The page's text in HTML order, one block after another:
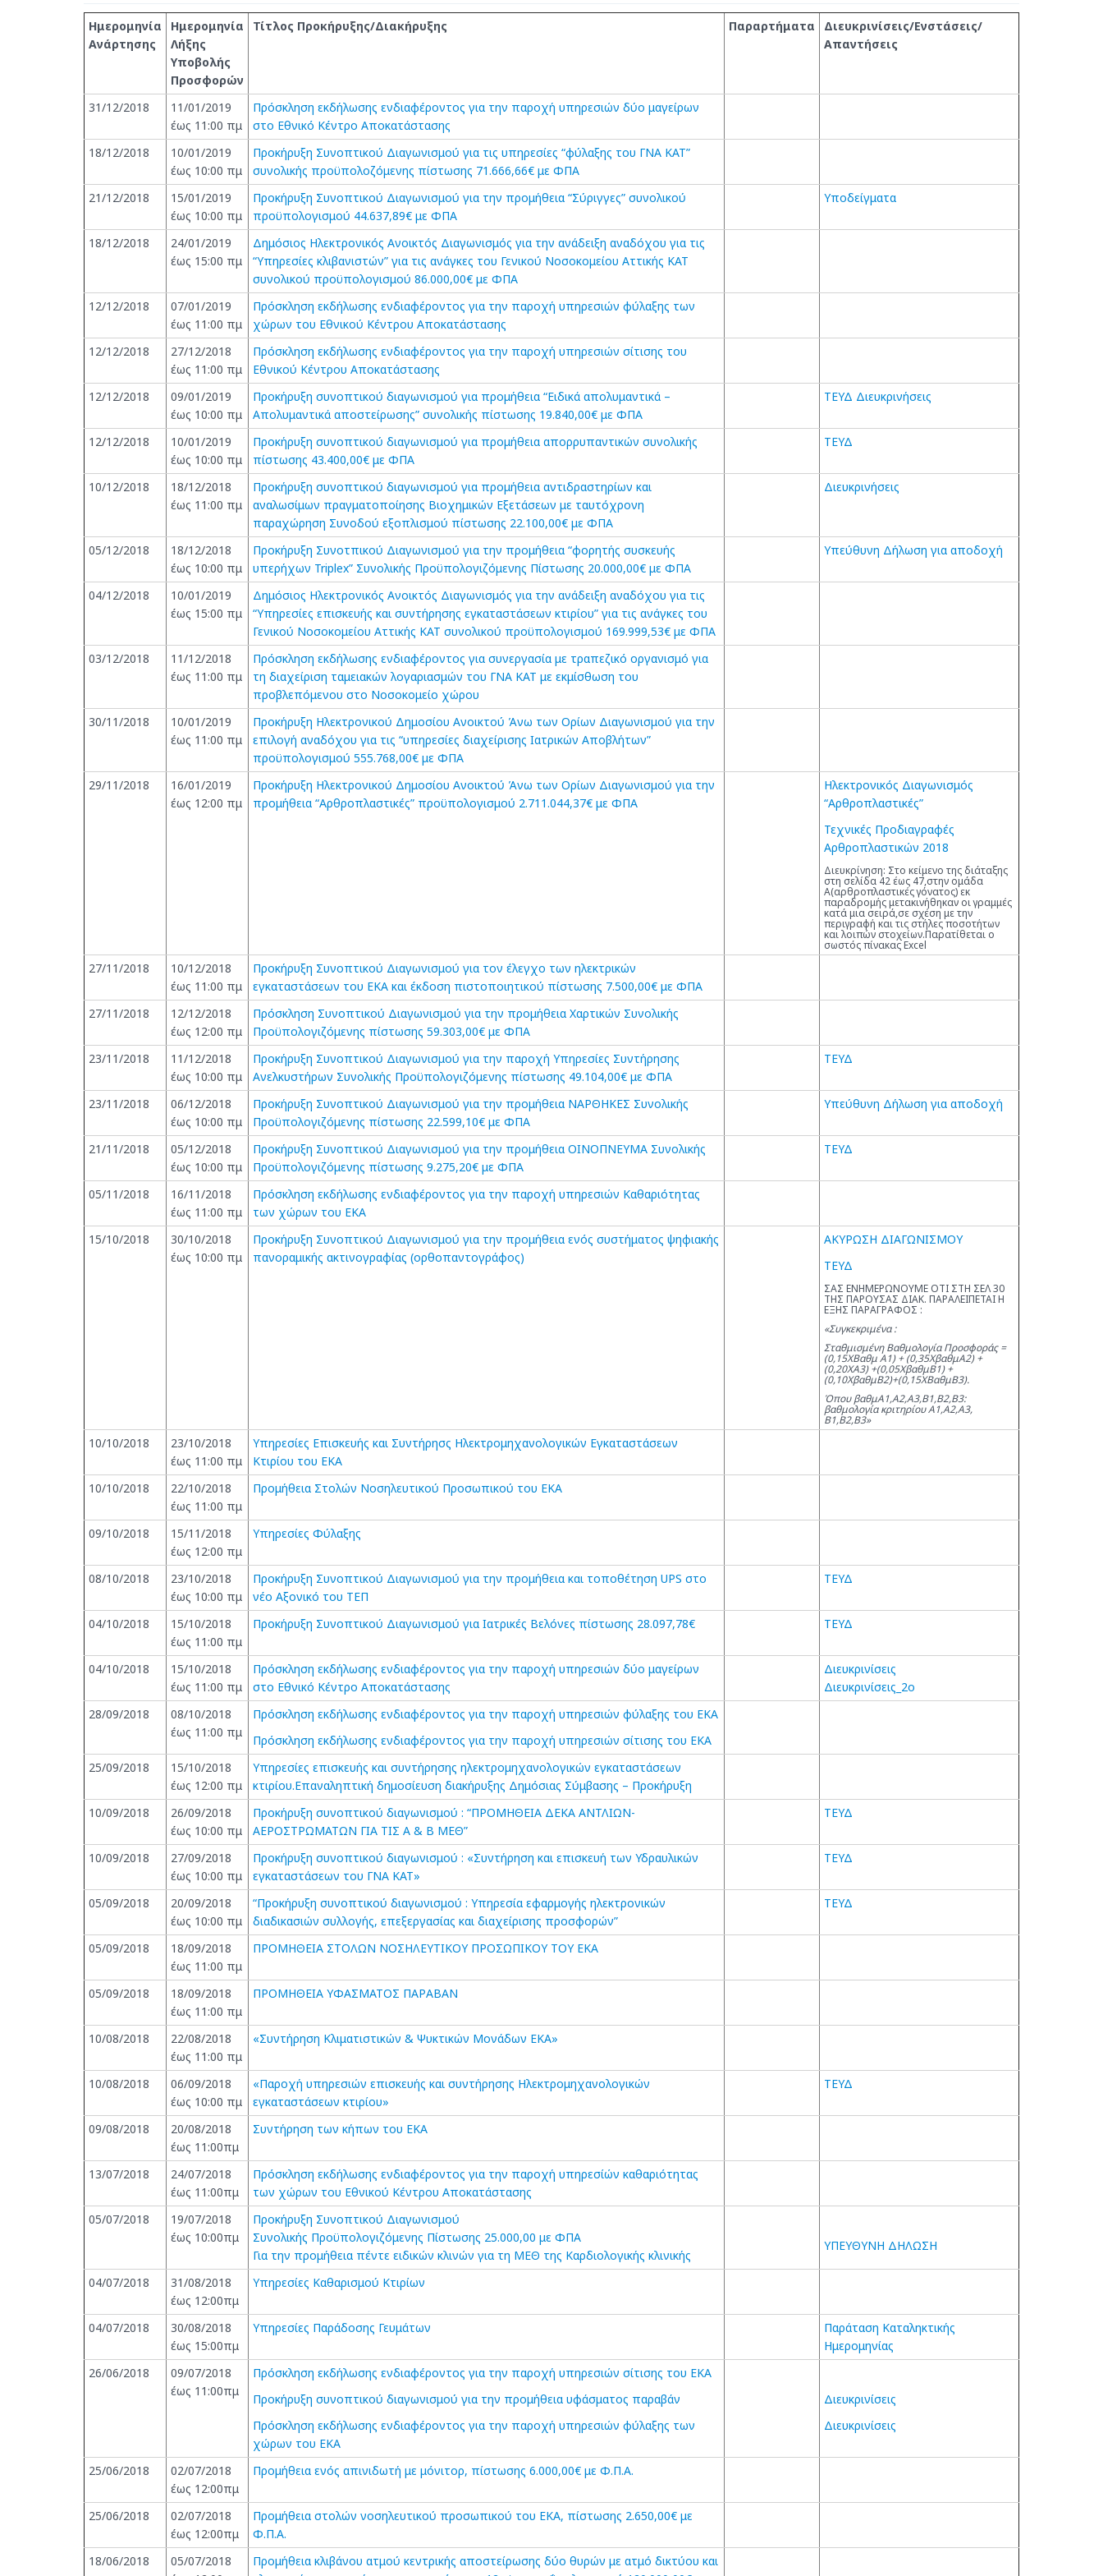
Ημερομηνία
Ανάρτησης
Ημερομηνία
Λήξης
Υποβολής
Προσφορών
Τίτλος Προκήρυξης/Διακήρυξης Παραρτήματα
Διευκρινίσεις/Ενστάσεις/
Απαντήσεις
31/12/2018
11/01/2019
έως 11:00 πμ
Πρόσκληση εκδήλωσης ενδιαφέροντος για την παροχή υπηρεσιών δύο μαγείρων
στο Εθνικό Κέντρο Αποκατάστασης
18/12/2018
10/01/2019
έως 10:00 πμ
Προκήρυξη Συνοπτικού Διαγωνισμού για τις υπηρεσίες “φύλαξης του ΓΝΑ ΚΑΤ”
συνολικής προϋπολοζόμενης πίστωσης 71.666,66€ με ΦΠΑ
21/12/2018
15/01/2019
έως 10:00 πμ
Προκήρυξη Συνοπτικού Διαγωνισμού για την προμήθεια “Σύριγγες” συνολικού
προϋπολογισμού 44.637,89€ με ΦΠΑ
Υποδείγματα
18/12/2018
24/01/2019
έως 15:00 πμ
Δημόσιος Ηλεκτρονικός Ανοικτός Διαγωνισμός για την ανάδειξη αναδόχου για τις
“Υπηρεσίες κλιβανιστών” για τις ανάγκες του Γενικού Νοσοκομείου Αττικής ΚΑΤ
συνολικού προϋπολογισμού 86.000,00€ με ΦΠΑ
12/12/2018
07/01/2019
έως 11:00 πμ
Πρόσκληση εκδήλωσης ενδιαφέροντος για την παροχή υπηρεσιών φύλαξης των
χώρων του Εθνικού Κέντρου Αποκατάστασης
12/12/2018
27/12/2018
έως 11:00 πμ
Πρόσκληση εκδήλωσης ενδιαφέροντος για την παροχή υπηρεσιών σίτισης του
Εθνικού Κέντρου Αποκατάστασης
12/12/2018
09/01/2019
έως 10:00 πμ
Προκήρυξη συνοπτικού διαγωνισμού για προμήθεια “Ειδικά απολυμαντικά –
Απολυμαντικά αποστείρωσης” συνολικής πίστωσης 19.840,00€ με ΦΠΑ
ΤΕΥΔ Διευκρινήσεις
12/12/2018
10/01/2019
έως 10:00 πμ
Προκήρυξη συνοπτικού διαγωνισμού για προμήθεια απορρυπαντικών συνολικής
πίστωσης 43.400,00€ με ΦΠΑ
ΤΕΥΔ
10/12/2018
18/12/2018
έως 11:00 πμ
Προκήρυξη συνοπτικού διαγωνισμού για προμήθεια αντιδραστηρίων και
αναλωσίμων πραγματοποίησης Βιοχημικών Εξετάσεων με ταυτόχρονη
παραχώρηση Συνοδού εξοπλισμού πίστωσης 22.100,00€ με ΦΠΑ
Διευκρινήσεις
05/12/2018
18/12/2018
έως 10:00 πμ
Προκήρυξη Συνοτπικού Διαγωνισμού για την προμήθεια “φορητής συσκευής
υπερήχων Triplex” Συνολικής Προϋπολογιζόμενης Πίστωσης 20.000,00€ με ΦΠΑ
Υπεύθυνη Δήλωση για αποδοχή
04/12/2018
10/01/2019
έως 15:00 πμ
Δημόσιος Ηλεκτρονικός Ανοικτός Διαγωνισμός για την ανάδειξη αναδόχου για τις
“Υπηρεσίες επισκευής και συντήρησης εγκαταστάσεων κτιρίου” για τις ανάγκες του
Γενικού Νοσοκομείου Αττικής ΚΑΤ συνολικού προϋπολογισμού 169.999,53€ με ΦΠΑ
03/12/2018
11/12/2018
έως 11:00 πμ
Πρόσκληση εκδήλωσης ενδιαφέροντος για συνεργασία με τραπεζικό οργανισμό για
τη διαχείριση ταμειακών λογαριασμών του ΓΝΑ ΚΑΤ με εκμίσθωση του
προβλεπόμενου στο Νοσοκομείο χώρου
30/11/2018
10/01/2019
έως 11:00 πμ
Προκήρυξη Ηλεκτρονικού Δημοσίου Ανοικτού Άνω των Ορίων Διαγωνισμού για την
επιλογή αναδόχου για τις “υπηρεσίες διαχείρισης Ιατρικών Αποβλήτων”
προϋπολογισμού 555.768,00€ με ΦΠΑ
29/11/2018
16/01/2019
έως 12:00 πμ
Προκήρυξη Ηλεκτρονικού Δημοσίου Ανοικτού Άνω των Ορίων Διαγωνισμού για την
προμήθεια “Αρθροπλαστικές” προϋπολογισμού 2.711.044,37€ με ΦΠΑ
Ηλεκτρονικός Διαγωνισμός
“Αρθροπλαστικές”
Τεχνικές Προδιαγραφές
Αρθροπλαστικών 2018
Διευκρίνηση: Στο κείμενο της διάταξης
στη σελίδα 42 έως 47,στην ομάδα
Α(αρθροπλαστικές γόνατος) εκ
παραδρομής μετακινήθηκαν οι γραμμές
κατά μια σειρά,σε σχέση με την
περιγραφή και τις στήλες ποσοτήτων
και λοιπών στοχείων.Παρατίθεται ο
σωστός πίνακας Excel
27/11/2018
10/12/2018
έως 11:00 πμ
Προκήρυξη Συνοπτικού Διαγωνισμού για τον έλεγχο των ηλεκτρικών
εγκαταστάσεων του ΕΚΑ και έκδοση πιστοποιητικού πίστωσης 7.500,00€ με ΦΠΑ
27/11/2018
12/12/2018
έως 12:00 πμ
Πρόσκληση Συνοπτικού Διαγωνισμού για την προμήθεια Χαρτικών Συνολικής
Προϋπολογιζόμενης πίστωσης 59.303,00€ με ΦΠΑ
23/11/2018
11/12/2018
έως 10:00 πμ
Προκήρυξη Συνοπτικού Διαγωνισμού για την παροχή Υπηρεσίες Συντήρησης
Ανελκυστήρων Συνολικής Προϋπολογιζόμενης πίστωσης 49.104,00€ με ΦΠΑ
ΤΕΥΔ
23/11/2018
06/12/2018
έως 10:00 πμ
Προκήρυξη Συνοπτικού Διαγωνισμού για την προμήθεια ΝΑΡΘΗΚΕΣ Συνολικής
Προϋπολογιζόμενης πίστωσης 22.599,10€ με ΦΠΑ
Υπεύθυνη Δήλωση για αποδοχή
21/11/2018
05/12/2018
έως 10:00 πμ
Προκήρυξη Συνοπτικού Διαγωνισμού για την προμήθεια ΟΙΝΟΠΝΕΥΜΑ Συνολικής
Προϋπολογιζόμενης πίστωσης 9.275,20€ με ΦΠΑ
ΤΕΥΔ
05/11/2018
16/11/2018
έως 11:00 πμ
Πρόσκληση εκδήλωσης ενδιαφέροντος για την παροχή υπηρεσιών Καθαριότητας
των χώρων του ΕΚΑ
15/10/2018
30/10/2018
έως 10:00 πμ
Προκήρυξη Συνοπτικού Διαγωνισμού για την προμήθεια ενός συστήματος ψηφιακής
πανοραμικής ακτινογραφίας (ορθοπαντογράφος)
ΑΚΥΡΩΣΗ ΔΙΑΓΩΝΙΣΜΟΥ
ΤΕΥΔ
ΣΑΣ ΕΝΗΜΕΡΩΝΟΥΜΕ ΟΤΙ ΣΤΗ ΣΕΛ 30
ΤΗΣ ΠΑΡΟΥΣΑΣ ΔΙΑΚ. ΠΑΡΑΛΕΙΠΕΤΑΙ Η
ΕΞΗΣ ΠΑΡΑΓΡΑΦΟΣ :
«Συγκεκριμένα :
Σταθμισμένη Βαθμολογία Προσφοράς =
(0,15ΧΒαθμ Α1) + (0,35ΧβαθμΑ2) +
(0,20ΧΑ3) +(0,05ΧβαθμΒ1) +
(0,10ΧβαθμΒ2)+(0,15ΧΒαθμΒ3).
Όπου βαθμΑ1,Α2,Α3,Β1,Β2,Β3:
βαθμολογία κριτηρίου Α1,Α2,Α3,
Β1,Β2,Β3»
10/10/2018
23/10/2018
έως 11:00 πμ
Υπηρεσίες Επισκευής και Συντήρησς Ηλεκτρομηχανολογικών Εγκαταστάσεων
Κτιρίου του ΕΚΑ
10/10/2018
22/10/2018
έως 11:00 πμ
Προμήθεια Στολών Νοσηλευτικού Προσωπικού του ΕΚΑ
09/10/2018
15/11/2018
έως 12:00 πμ
Υπηρεσίες Φύλαξης
08/10/2018
23/10/2018
έως 10:00 πμ
Προκήρυξη Συνοπτικού Διαγωνισμού για την προμήθεια και τοποθέτηση UPS στο
νέο Αξονικό του ΤΕΠ
ΤΕΥΔ
04/10/2018
15/10/2018
έως 11:00 πμ
Προκήρυξη Συνοπτικού Διαγωνισμού για Ιατρικές Βελόνες πίστωσης 28.097,78€ ΤΕΥΔ
04/10/2018
15/10/2018
έως 11:00 πμ
Πρόσκληση εκδήλωσης ενδιαφέροντος για την παροχή υπηρεσιών δύο μαγείρων
στο Εθνικό Κέντρο Αποκατάστασης
Διευκρινίσεις
Διευκρινίσεις_2ο
28/09/2018
08/10/2018
έως 11:00 πμ
Πρόσκληση εκδήλωσης ενδιαφέροντος για την παροχή υπηρεσιών φύλαξης του ΕΚΑ
Πρόσκληση εκδήλωσης ενδιαφέροντος για την παροχή υπηρεσιών σίτισης του ΕΚΑ
25/09/2018
15/10/2018
έως 12:00 πμ
Υπηρεσίες επισκευής και συντήρησης ηλεκτρομηχανολογικών εγκαταστάσεων
κτιρίου.Επαναληπτική δημοσίευση διακήρυξης Δημόσιας Σύμβασης – Προκήρυξη
10/09/2018
26/09/2018
έως 10:00 πμ
Προκήρυξη συνοπτικού διαγωνισμού : “ΠΡΟΜΗΘΕΙΑ ΔΕΚΑ ΑΝΤΛΙΩΝ-
ΑΕΡΟΣΤΡΩΜΑΤΩΝ ΓΙΑ ΤΙΣ Α & Β ΜΕΘ”
ΤΕΥΔ
10/09/2018
27/09/2018
έως 10:00 πμ
Προκήρυξη συνοπτικού διαγωνισμού : «Συντήρηση και επισκευή των Υδραυλικών
εγκαταστάσεων του ΓΝΑ ΚΑΤ»
ΤΕΥΔ
05/09/2018
20/09/2018
έως 10:00 πμ
“Προκήρυξη συνοπτικού διαγωνισμού : Υπηρεσία εφαρμογής ηλεκτρονικών
διαδικασιών συλλογής, επεξεργασίας και διαχείρισης προσφορών”
ΤΕΥΔ
05/09/2018
18/09/2018
έως 11:00 πμ
ΠΡΟΜΗΘΕΙΑ ΣΤΟΛΩΝ ΝΟΣΗΛΕΥΤΙΚΟΥ ΠΡΟΣΩΠΙΚΟΥ ΤΟΥ ΕΚΑ
05/09/2018
18/09/2018
έως 11:00 πμ
ΠΡΟΜΗΘΕΙΑ ΥΦΑΣΜΑΤΟΣ ΠΑΡΑΒΑΝ
10/08/2018
22/08/2018
έως 11:00 πμ
«Συντήρηση Κλιματιστικών & Ψυκτικών Μονάδων ΕΚΑ»
10/08/2018
06/09/2018
έως 10:00 πμ
«Παροχή υπηρεσιών επισκευής και συντήρησης Ηλεκτρομηχανολογικών
εγκαταστάσεων κτιρίου»
ΤΕΥΔ
09/08/2018
20/08/2018
έως 11:00πμ
Συντήρηση των κήπων του ΕΚΑ
13/07/2018
24/07/2018
έως 11:00πμ
Πρόσκληση εκδήλωσης ενδιαφέροντος για την παροχή υπηρεσίών καθαριότητας
των χώρων του Εθνικού Κέντρου Αποκατάστασης
05/07/2018
19/07/2018
έως 10:00πμ
Προκήρυξη Συνοπτικού Διαγωνισμού
Συνολικής Προϋπολογιζόμενης Πίστωσης 25.000,00 με ΦΠΑ
Για την προμήθεια πέντε ειδικών κλινών για τη ΜΕΘ της Καρδιολογικής κλινικής
ΥΠΕΥΘΥΝΗ ΔΗΛΩΣΗ
04/07/2018
31/08/2018
έως 12:00πμ
Υπηρεσίες Καθαρισμού Κτιρίων
04/07/2018
30/08/2018
έως 15:00πμ
Υπηρεσίες Παράδοσης Γευμάτων
Παράταση Καταληκτικής
Ημερομηνίας
26/06/2018
09/07/2018
έως 11:00πμ
Πρόσκληση εκδήλωσης ενδιαφέροντος για την παροχή υπηρεσιών σίτισης του ΕΚΑ
Προκήρυξη συνοπτικού διαγωνισμού για την προμήθεια υφάσματος παραβάν
Πρόσκληση εκδήλωσης ενδιαφέροντος για την παροχή υπηρεσιών φύλαξης των
χώρων του ΕΚΑ
Διευκρινίσεις
Διευκρινίσεις
25/06/2018
02/07/2018
έως 12:00πμ
Προμήθεια ενός απινιδωτή με μόνιτορ, πίστωσης 6.000,00€ με Φ.Π.Α.
25/06/2018
02/07/2018
έως 12:00πμ
Προμήθεια στολών νοσηλευτικού προσωπικού του ΕΚΑ, πίστωσης 2.650,00€ με
Φ.Π.Α.
18/06/2018
05/07/2018
Προμήθεια κλιβάνου ατμού κεντρικής αποστείρωσης δύο θυρών με ατμό δικτύου και